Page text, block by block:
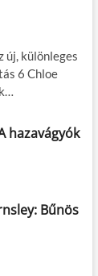
új, különleges
6 Chloe
hazavágyók
Bűnös